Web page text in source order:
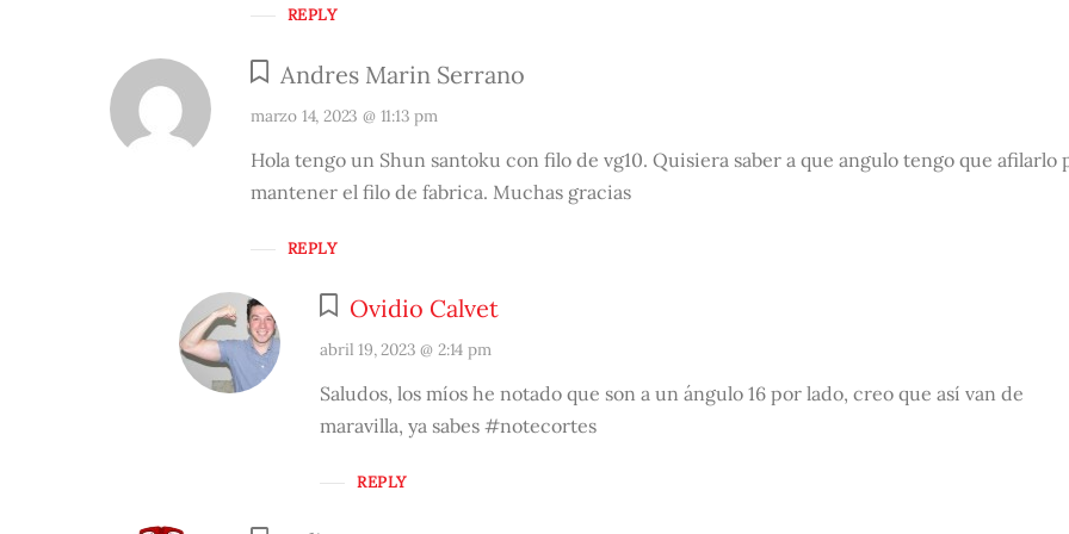
REPLY
Andres Marin Serrano
marzo 14, 2023 @ 11:13 pm
Hola tengo un Shun santoku con filo de vg10. Quisiera saber a que angulo tengo que afilarlo
mantener el filo de fabrica. Muchas gracias
REPLY
Ovidio Calvet
abril 19, 2023 @ 2:14 pm
Saludos, los míos he notado que son a un ángulo 16 por lado, creo que así van de
maravilla, ya sabes #notecortes
REPLY